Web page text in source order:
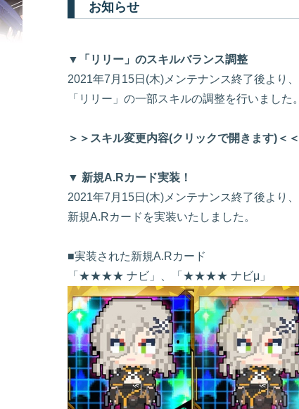
お知らせ
▼「リリー」のスキルバランス調整
2021年7月15日(木)メンテナンス終了後より、
「リリー」の一部スキルの調整を行いました。
＞＞スキル変更内容(クリックで開きます)＜＜
▼ 新規A.Rカード実装！
2021年7月15日(木)メンテナンス終了後より、
新規A.Rカードを実装いたしました。
■実装された新規A.Rカード
「★★★★ ナビ」、「★★★★ ナビμ」